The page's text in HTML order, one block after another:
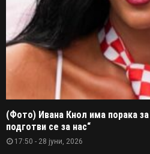
(Фото) Ивана Кнол има порака
подготви се за нас“
17:50 - 28 јуни, 2026